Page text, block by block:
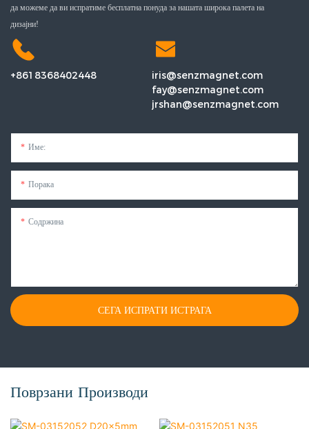
да можеме да ви испратиме бесплатна понуда за нашата широка палета на
дизајни!
+8618368402448
iris@senzmagnet.com
fay@senzmagnet.com
jrshan@senzmagnet.com
Име:
Порака
Содржина
СЕГА ИСПРАТИ ИСТРАГА
Поврзани Производи